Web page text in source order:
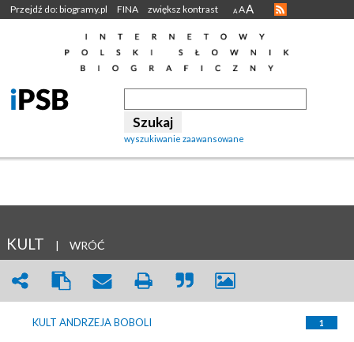
Przejdź do: biogramy.pl FINA zwiększ kontrast A AA
wyszukiwanie zaawansowane
KULT | WRÓĆ
KULT ANDRZEJA BOBOLI 1